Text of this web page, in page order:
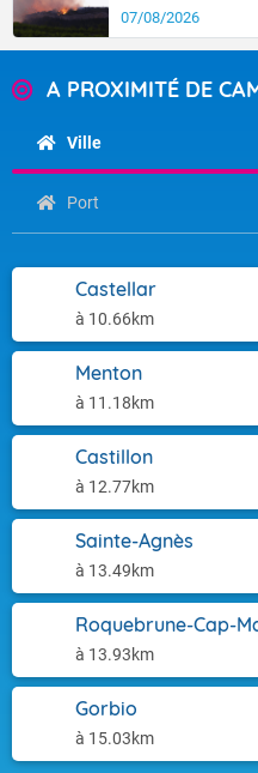
07/08/2026
A PROXIMITÉ DE
Ville
Port
Castellar
à 10.66km
Menton
à 11.18km
Castillon
à 12.77km
Sainte-Agnès
à 13.49km
Roquebrune-Cap-
à 13.93km
Gorbio
à 15.03km